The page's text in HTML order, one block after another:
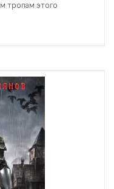
тропам этого